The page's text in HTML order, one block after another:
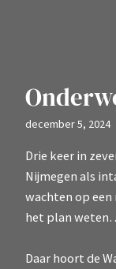
december 5, 2024
Drie keer in
Nijmegen als
wachten op
het plan
Daar hoort de